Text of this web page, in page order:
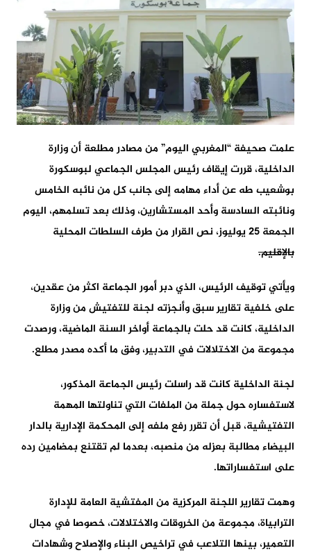
علمت صحيفة “المغربي اليوم” من مصادر مطلعة أن وزارة
الداخلية، قررت إيقاف رئيس المجلس الجماعي لبوسكورة
بوشعيب طه عن أداء مهامه إلى جانب كل من نائبه الخامس
ونائبته السادسة وأحد المستشارين، وذلك بعد تسلمهم، اليوم
الجمعة 25 يوليوز، نص القرار من طرف السلطات المحلية
بالإقليم.
ويأتي توقيف الرئيس، الذي دبر أمور الجماعة اكثر من عقدين،
على خلفية تقارير سبق وأنجزته لجنة للتفتيش من وزارة
الداخلية، كانت قد حلت بالجماعة أواخر السنة الماضية، ورصدت
مجموعة من الاختلالات في التدبير، وفق ما أكده مصدر مطلع.
لجنة الداخلية كانت قد راسلت رئيس الجماعة المذكور،
لاستفساره حول جملة من الملفات التي تناولتها المهمة
التفتيشية، قبل أن تقرر رفع ملفه إلى المحكمة الإدارية بالدار
البيضاء مطالبة بعزله من منصبه، بعدما لم تقتنع بمضامين رده
على استفساراتها.
وهمت تقارير اللجنة المركزية من المفتشية العامة للإدارة
الترابياة، مجموعة من الخروقات والاختلالات، خصوصا في مجال
التعمير، بينها التلاعب في تراخيص البناء والإصلاح وشهادات